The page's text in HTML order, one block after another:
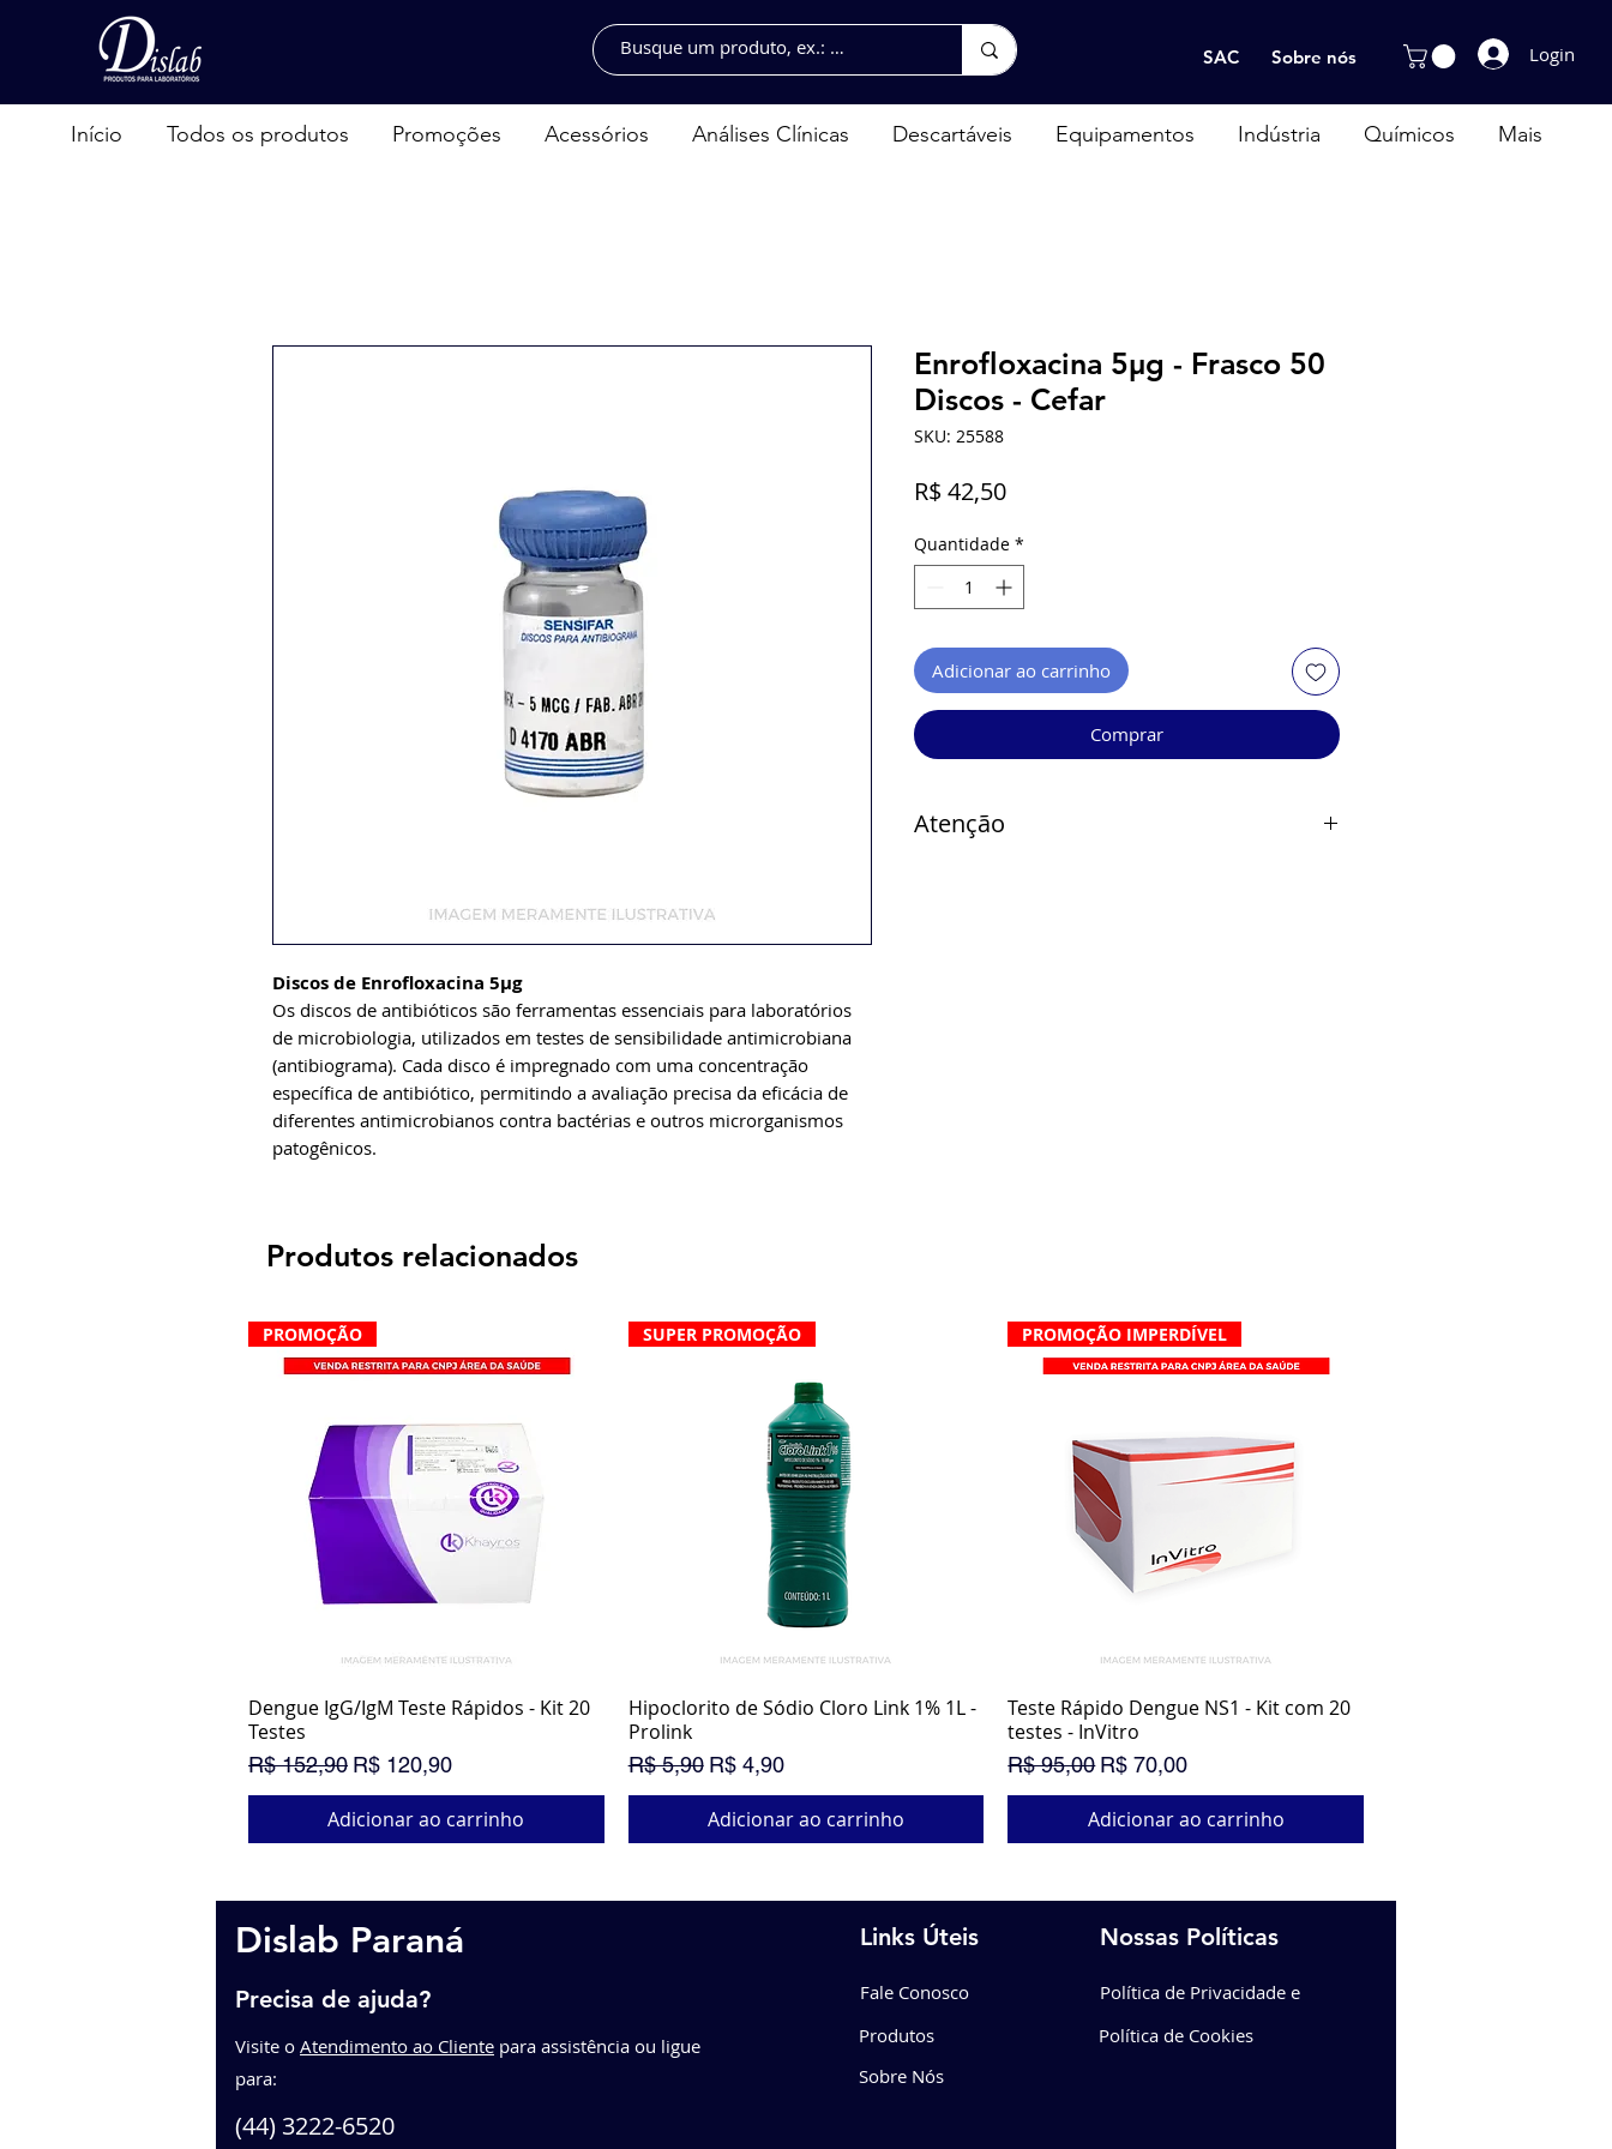
SAC Sobre nós Login
Início Todos os produtos Promoções Acessórios Análises Clínicas Descartáveis Equipamentos Indústria Químicos Mais
Discos de Enrofloxacina 5µg
Os discos de antibióticos são ferramentas essenciais para laboratórios
de microbiologia, utilizados em testes de sensibilidade antimicrobiana
(antibiograma). Cada disco é impregnado com uma concentração
específica de antibiótico, permitindo a avaliação precisa da eficácia de
diferentes antimicrobianos contra bactérias e outros microrganismos
patogênicos.
Enrofloxacina 5µg - Frasco 50
Discos - Cefar
SKU: 25588
R$ 42,50Preço
Quantidade *
Adicionar ao carrinho
Comprar
Atenção
Produtos relacionados
Visualização rápida
PROMOÇÃO
Dengue IgG/IgM Teste Rápidos - Kit 20
Testes
Preço normal
R$ 152,90 Preço promocional
R$ 120,90
Adicionar ao carrinho
Visualização rápida
SUPER PROMOÇÃO
Hipoclorito de Sódio Cloro Link 1% 1L -
Prolink
Preço normal
R$ 5,90 Preço promocional
R$ 4,90
Adicionar ao carrinho
Visualização rápida
PROMOÇÃO IMPERDÍVEL
Teste Rápido Dengue NS1 - Kit com 20
testes - InVitro
Preço normal
R$ 95,00 Preço promocional
R$ 70,00
Adicionar ao carrinho
Dislab Paraná
Precisa de ajuda?
Visite o Atendimento ao Cliente para assistência ou ligue
para:
(44) 3222-6520
Links Úteis Nossas Políticas
Fale Conosco
Produtos
Política de Privacidade e
Política de Cookies
Sobre Nós